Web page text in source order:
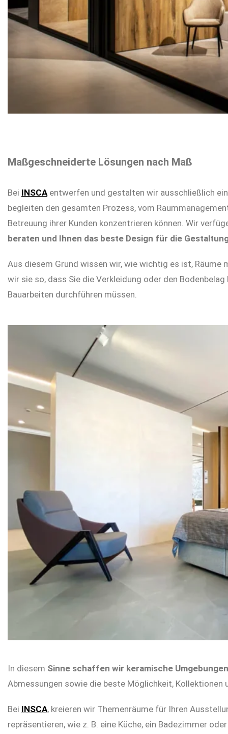
Maßgeschneiderte Lösungen nach Maß
Bei INSCA entwerfen und gestalten wir ausschließlich
begleiten den gesamten Prozess, vom
Betreuung ihrer Kunden konzentrieren können. Wir
beraten und Ihnen das beste Design für die
Aus diesem Grund wissen wir, wie wichtig es ist, Räume
wir sie so, dass Sie die Verkleidung oder den
Bauarbeiten durchführen müssen.
In diesem Sinne schaffen wir keramische
Abmessungen sowie die beste Möglichkeit, Kollektionen
Bei INSCA, kreieren wir Themenräume für Ihren
repräsentieren, wie z. B. eine Küche, ein Badezimmer